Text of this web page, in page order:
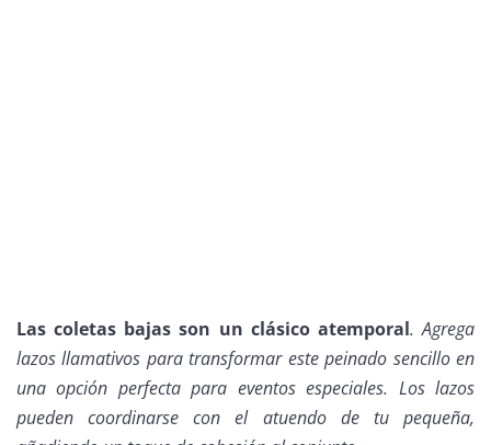
Las coletas bajas son un clásico atemporal. Agrega
lazos llamativos para transformar este peinado sencillo en
una opción perfecta para eventos especiales. Los lazos
pueden coordinarse con el atuendo de tu pequeña,